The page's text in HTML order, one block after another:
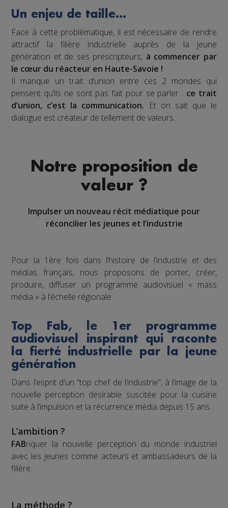
Un enjeu de taille…
Face à cette problématique, il est nécessaire de rendre
attractif la filière industrielle auprès de la jeune
génération et de ses prescripteurs, à commencer par
le cœur du réacteur en Haute-Savoie !
Il manque un trait d’union entre ces 2 mondes qui
pensent qu’ils ne sont pas fait pour se parler : ce trait
d’union, c’est la communication. Et on sait que le
dialogue est créateur de tellement de valeurs.
Notre proposition de
valeur ?
Impulser un nouveau récit médiatique pour
réconcilier les jeunes et l’industrie
Pour la 1ère fois dans l’histoire de l’industrie et des
médias français, nous proposons de porter, créer,
produire, diffuser un programme audiovisuel « mass
média » à l’échelle régionale.
Top Fab, le 1er programme
audiovisuel inspirant qui raconte
la fierté industrielle par la jeune
génération
Dans l’esprit d'un “top chef de l’industrie”, à l’image de la
nouvelle perception désirable suscitée pour la cuisine
suite à l’impulsion et la récurrence média depuis 15 ans.
L’ambition ?
FABriquer la nouvelle perception du monde industriel
avec les jeunes comme acteurs et ambassadeurs de la
filière.
La méthode ?